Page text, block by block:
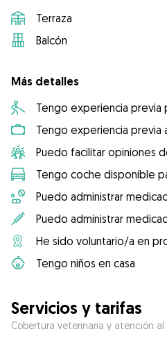
Terraza
Balcón
Más detalles
Tengo experiencia previa
Tengo experiencia previa
Puedo facilitar opiniones
Tengo coche disponible
Puedo administrar
Puedo administrar
He sido voluntario/a en
Tengo niños en casa
Servicios y tarifas
Cobertura veterinaria y atención